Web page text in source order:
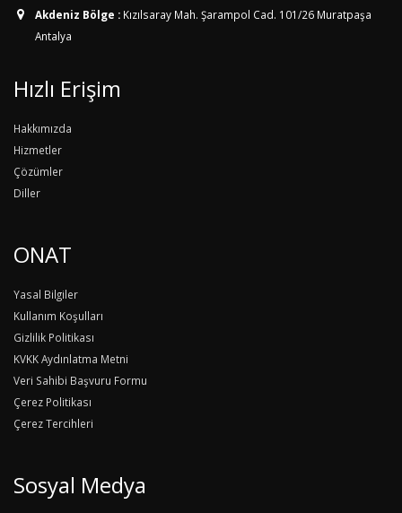
Akdeniz Bölge : Kızılsaray Mah. Şarampol Cad. 101/26 Muratpaşa
Antalya
Hızlı Erişim
Hakkımızda
Hizmetler
Çözümler
Diller
ONAT
Yasal Bilgiler
Kullanım Koşulları
Gizlilik Politikası
KVKK Aydınlatma Metni
Veri Sahibi Başvuru Formu
Çerez Politikası
Çerez Tercihleri
Sosyal Medya